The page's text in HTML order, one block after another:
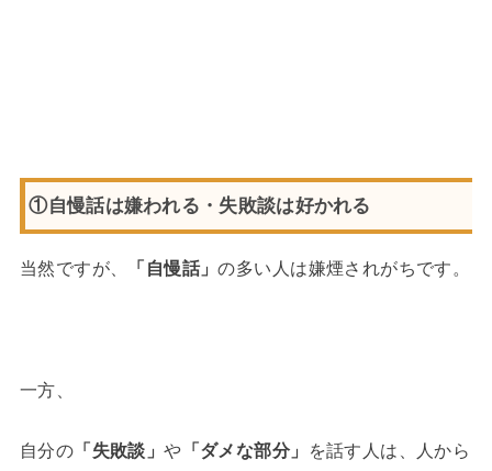
①自慢話は嫌われる・失敗談は好かれる
当然ですが、 「自慢話」の多い人は嫌煙されがちです。
一方、
自分の 「失敗談」や 「ダメな部分」
を話す人は、人から